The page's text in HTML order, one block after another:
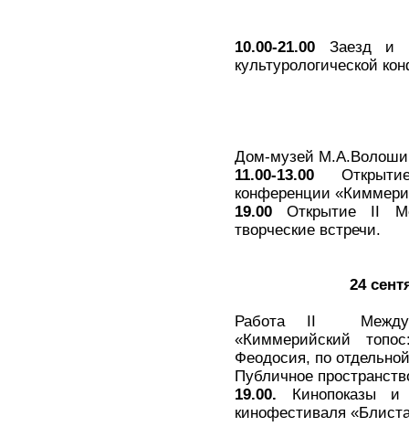
10.00-21.00 Заезд и
культурологической
Дом-музей
11.00-13.00
конференции
19.00 Открытие II
творческие встречи.
24
Работа II
«Киммерийский
Феодосия, по
Публичное
19.00. Кинопоказы и
кинофестиваля